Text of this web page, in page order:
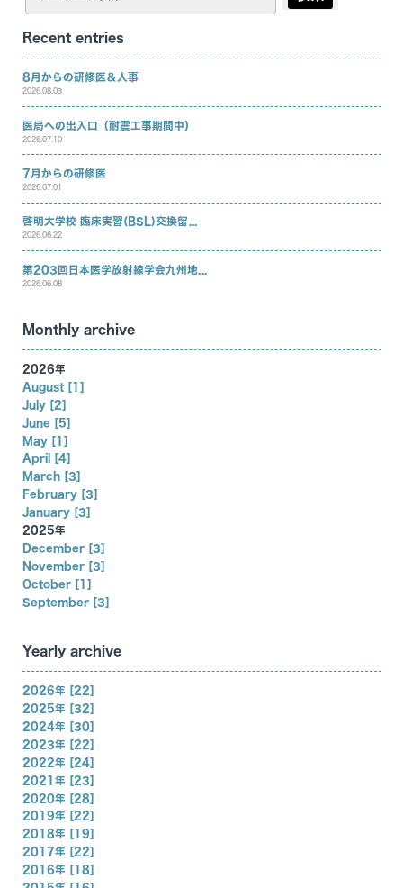
Recent entries
8月からの研修医＆人事
2026.08.03
医局への出入口（耐震工事期間中）
2026.07.10
7月からの研修医
2026.07.01
啓明大学校 臨床実習(BSL)交換留...
2026.06.22
第203回日本医学放射線学会九州地...
2026.06.08
Monthly archive
2026年
August [1]
July [2]
June [5]
May [1]
April [4]
March [3]
February [3]
January [3]
2025年
December [3]
November [3]
October [1]
September [3]
Yearly archive
2026年 [22]
2025年 [32]
2024年 [30]
2023年 [22]
2022年 [24]
2021年 [23]
2020年 [28]
2019年 [22]
2018年 [19]
2017年 [22]
2016年 [18]